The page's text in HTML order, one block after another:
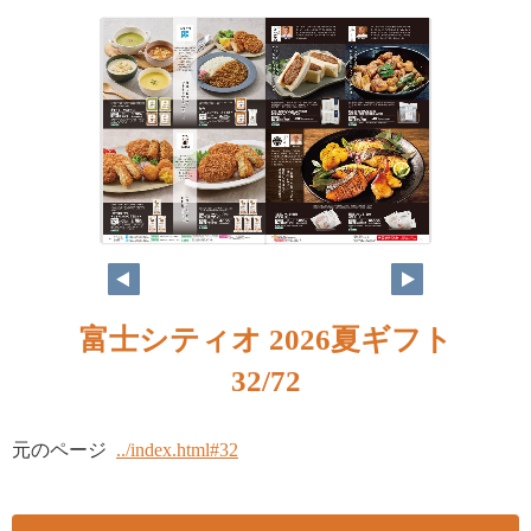
富士シティオ 2026夏ギフト
32/72
元のページ ../index.html#32